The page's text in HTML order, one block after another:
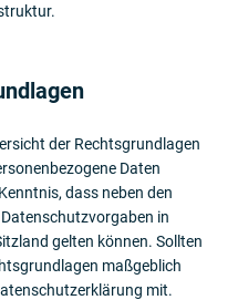
der Rechtsgrundlagen
Daten
dass neben den
in
gelten können. Sollten
maßgeblich
mit.